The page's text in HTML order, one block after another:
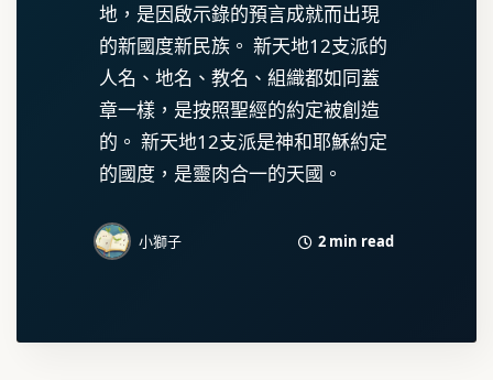
地，是因啟示錄的預言成就而出現
的新國度新民族。 新天地12支派的
人名、地名、教名、組織都如同蓋
章一樣，是按照聖經的約定被創造
的。 新天地12支派是神和耶穌約定
的國度，是靈肉合一的天國。
小獅子 2 min read